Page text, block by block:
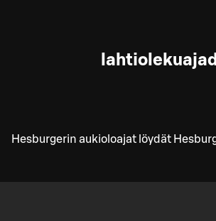
lahtiolekuajad
Hesburgerin aukioloajat löydät